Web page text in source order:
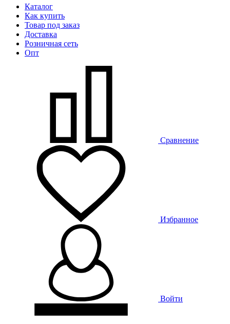
Каталог
Как купить
Товар под заказ
Доставка
Розничная сеть
Опт
Сравнение
Избранное
Войти